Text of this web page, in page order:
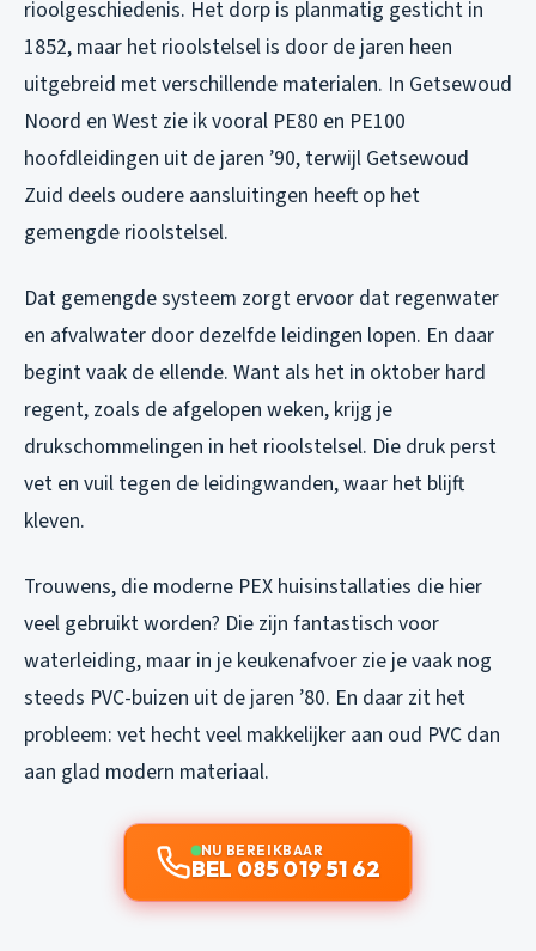
rioolgeschiedenis. Het dorp is planmatig gesticht in
1852, maar het rioolstelsel is door de jaren heen
uitgebreid met verschillende materialen. In Getsewoud
Noord en West zie ik vooral PE80 en PE100
hoofdleidingen uit de jaren ’90, terwijl Getsewoud
Zuid deels oudere aansluitingen heeft op het
gemengde rioolstelsel.
Dat gemengde systeem zorgt ervoor dat regenwater
en afvalwater door dezelfde leidingen lopen. En daar
begint vaak de ellende. Want als het in oktober hard
regent, zoals de afgelopen weken, krijg je
drukschommelingen in het rioolstelsel. Die druk perst
vet en vuil tegen de leidingwanden, waar het blijft
kleven.
Trouwens, die moderne PEX huisinstallaties die hier
veel gebruikt worden? Die zijn fantastisch voor
waterleiding, maar in je keukenafvoer zie je vaak nog
steeds PVC-buizen uit de jaren ’80. En daar zit het
probleem: vet hecht veel makkelijker aan oud PVC dan
aan glad modern materiaal.
NU BEREIKBAAR
BEL 085 019 51 62